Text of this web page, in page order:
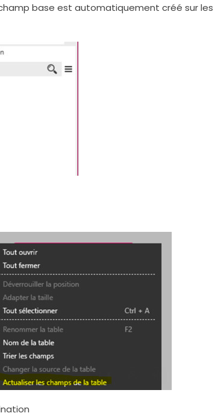
base est automatiquement créé sur les